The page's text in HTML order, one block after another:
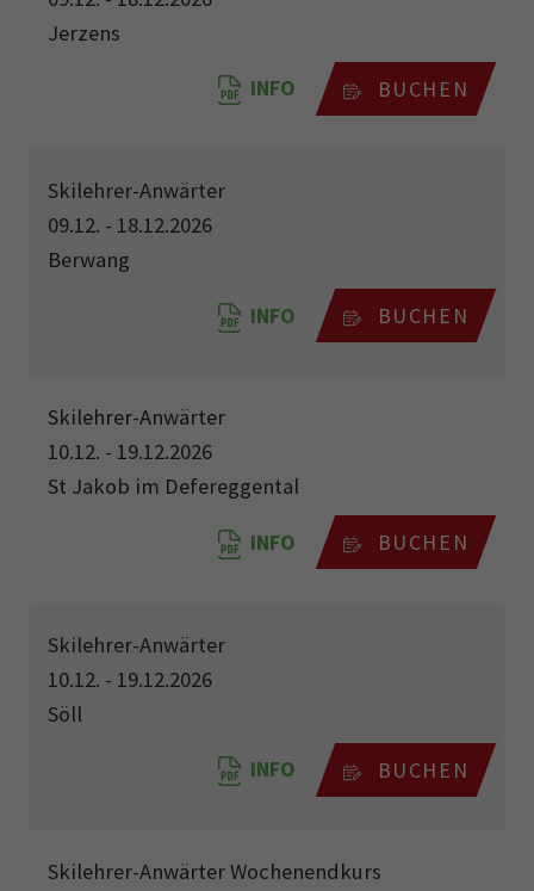
Jerzens
INFO BUCHEN
Skilehrer-Anwärter
09.12. - 18.12.2026
Berwang
INFO BUCHEN
Skilehrer-Anwärter
10.12. - 19.12.2026
St Jakob im Defereggental
INFO BUCHEN
Skilehrer-Anwärter
10.12. - 19.12.2026
Söll
INFO BUCHEN
Skilehrer-Anwärter Wochenendkurs